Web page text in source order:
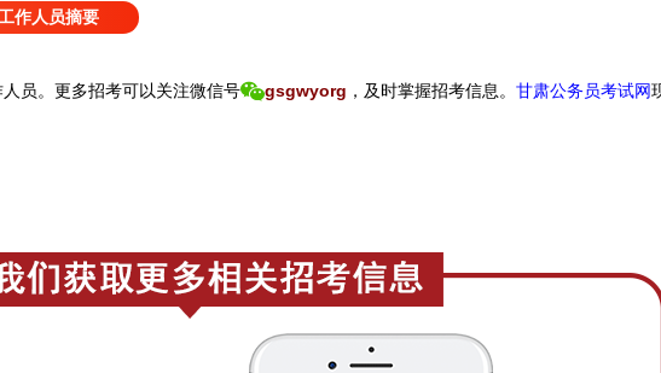
作人员摘要
员。 更多招考可以关注微信号 gsgwyorg ， 及时掌握招考信息。 甘肃公务员考试网